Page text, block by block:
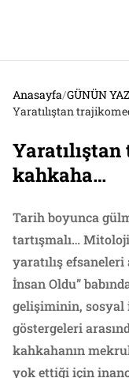
Anasayfa/GÜNÜN
Yaratılıştan
kahkaha…
Tarih boyunca
tartışmalı…
yaratılış efsaneleri
İnsan Oldu”
gelişiminin,
göstergeleri
kahkahanın
yok ettiği için